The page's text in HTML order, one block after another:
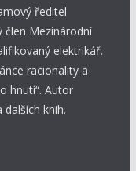
ředitel
člen Mezinárodní
elektrikář.
racionality a
hnutí“. Autor
dalších knih.